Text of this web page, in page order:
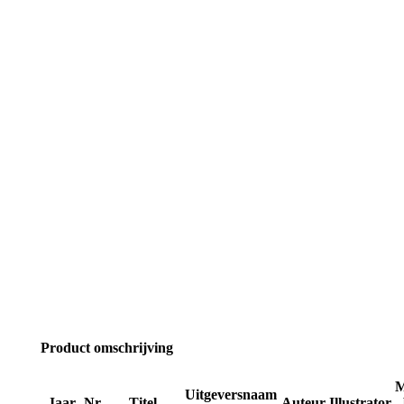
Product omschrijving
Uitgeversnaam